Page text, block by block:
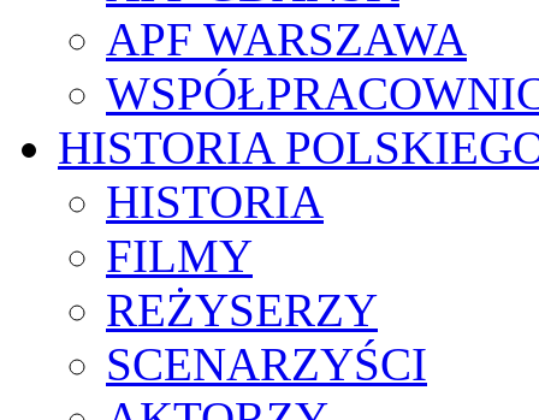
APF WARSZAWA
HISTORIA
HISTORIA
FILMY
REŻYSERZY
SCENARZYŚCI